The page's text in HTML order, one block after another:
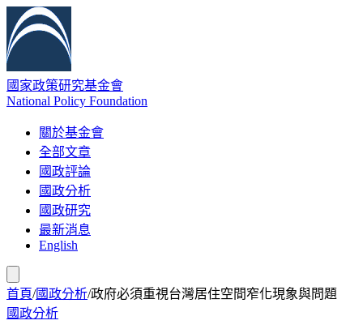
國家政策研究基金會
National Policy Foundation
關於基金會
全部文章
國政評論
國政分析
國政研究
最新消息
English
首頁/國政分析/政府必須重視台灣居住空間窄化現象與問題
國政分析